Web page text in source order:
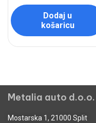
Dodaj u
košaricu
Metalia auto d.o.o.
Mostarska 1, 21000 Split